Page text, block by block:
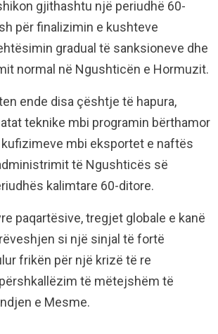
gjithashtu një periudhë 60-
për finalizimin e kushteve
gradual të sanksioneve dhe
normal në Ngushticën e Hormuzit.
ende disa çështje të hapura,
teknike mbi programin bërthamor
kufizimeve mbi eksportet e naftës
të Ngushticës së
kalimtare 60-ditore.
paqartësive, tregjet globale e kanë
si një sinjal të fortë
frikën për një krizë të re
të mëtejshëm të
e Mesme.